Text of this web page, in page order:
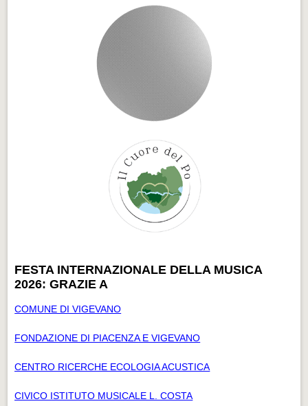
FESTA INTERNAZIONALE DELLA MUSICA
2026: GRAZIE A
COMUNE DI VIGEVANO
FONDAZIONE DI PIACENZA E VIGEVANO
CENTRO RICERCHE ECOLOGIA ACUSTICA
CIVICO ISTITUTO MUSICALE L. COSTA